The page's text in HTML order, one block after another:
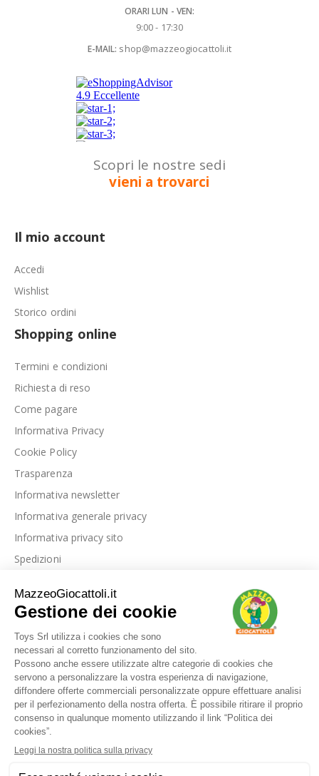
ORARI LUN - VEN:
9:00 - 17:30
E-MAIL: shop@mazzeogiocattoli.it
Scopri le nostre sedi
vieni a trovarci
Il mio account
Accedi
Wishlist
Storico ordini
Shopping online
Termini e condizioni
Richiesta di reso
Come pagare
Informativa Privacy
Cookie Policy
Trasparenza
Informativa newsletter
Informativa generale privacy
Informativa privacy sito
Spedizioni
La nostra azienda
Le nostre recensioni
Blog
Dove siamo
Contattaci
I nostri marchi